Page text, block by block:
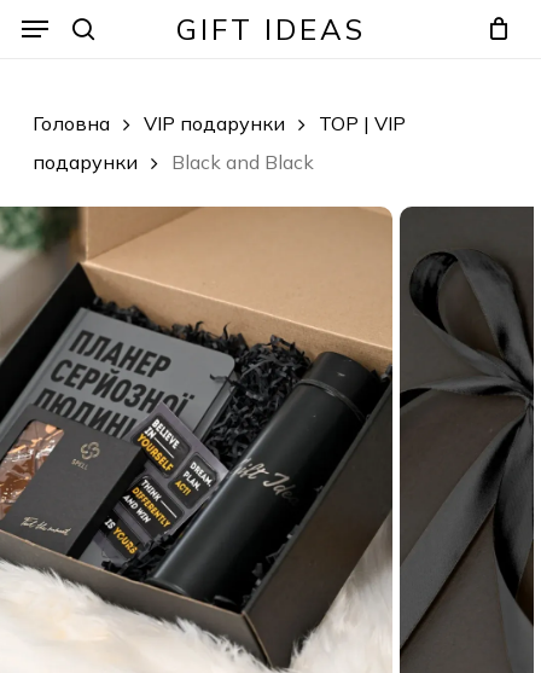
GIFT IDEAS
Menu
Головна VIP подарунки
TOP | VIP
подарунки
Black and Black
Menu